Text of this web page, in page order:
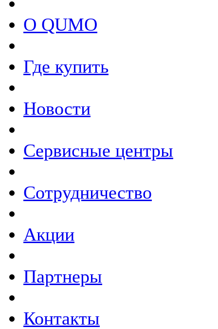
О QUMO
Где купить
Новости
Сервисные центры
Сотрудничество
Акции
Партнеры
Контакты